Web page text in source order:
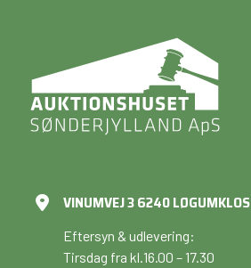
VINUMVEJ 3 6240
Eftersyn & udlevering:
Tirsdag fra kl.16.00 – 17.30